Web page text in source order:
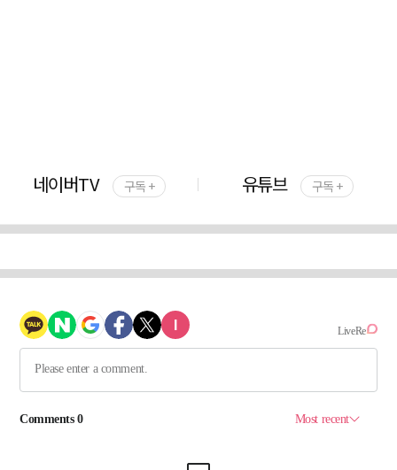
네이버TV 구독 + 유튜브 구독 +